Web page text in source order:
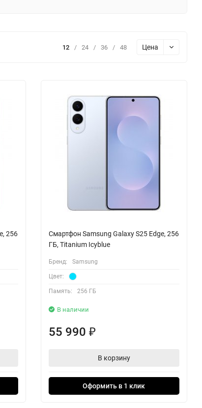
12 / 24 / 36 / 48 Цена
256
Смартфон Samsung Galaxy S25 Edge, 256
ГБ, Titanium Icyblue
Бренд: Samsung
Цвет:
Память: 256 ГБ
В наличии
55 990 ₽
В корзину
Оформить в 1 клик